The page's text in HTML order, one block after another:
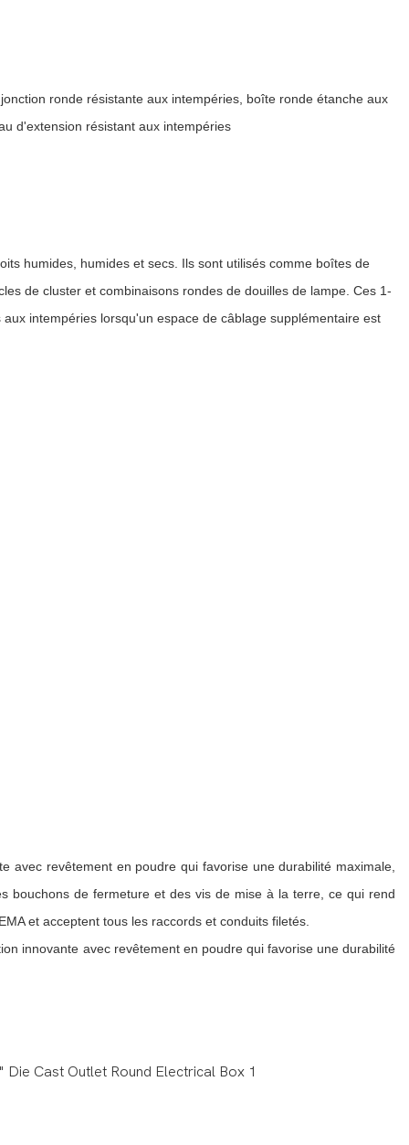
ronde résistante aux intempéries, boîte ronde étanche aux
d'extension résistant aux intempéries
humides, humides et secs. Ils sont utilisés comme boîtes de
de cluster et combinaisons rondes de douilles de lampe. Ces 1-
intempéries lorsqu'un espace de câblage supplémentaire est
avec revêtement en poudre qui favorise une durabilité maximale,
bouchons de fermeture et des vis de mise à la terre, ce qui rend
et acceptent tous les raccords et conduits filetés.
innovante avec revêtement en poudre qui favorise une durabilité